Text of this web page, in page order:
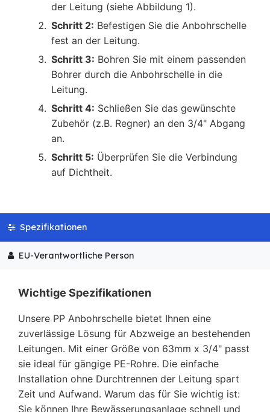
der Leitung (siehe Abbildung 1).
Schritt 2: Befestigen Sie die Anbohrschelle
fest an der Leitung.
Schritt 3: Bohren Sie mit einem passenden
Bohrer durch die Anbohrschelle in die
Leitung.
Schritt 4: Schließen Sie das gewünschte
Zubehör (z.B. Regner) an den 3/4" Abgang
an.
Schritt 5: Überprüfen Sie die Verbindung
auf Dichtheit.
Spezifikationen
EU-Verantwortliche Person
Wichtige Spezifikationen
Unsere PP Anbohrschelle bietet Ihnen eine
zuverlässige Lösung für Abzweige an bestehenden
Leitungen. Mit einer Größe von 63mm x 3/4" passt
sie ideal für gängige PE-Rohre. Die einfache
Installation ohne Durchtrennen der Leitung spart
Zeit und Aufwand. Warum das für Sie wichtig ist:
Sie können Ihre Bewässerungsanlage schnell und